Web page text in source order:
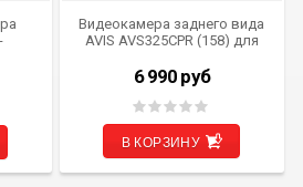
Видеокамера заднего вида
AVIS AVS325CPR (158) для
6 990 руб
В КОРЗИНУ